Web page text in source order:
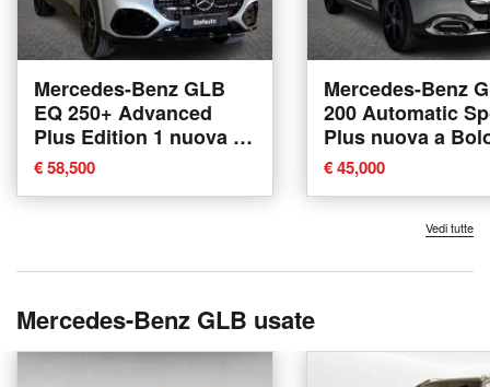
Mercedes-Benz GLB
EQ 250+ Advanced
Plus Edition 1 nuova a
Bologna
€ 58,500
Mercedes-Benz
200 Automatic
Plus nuova a
€ 45,000
Vedi tutte
Mercedes-Benz GLB usate